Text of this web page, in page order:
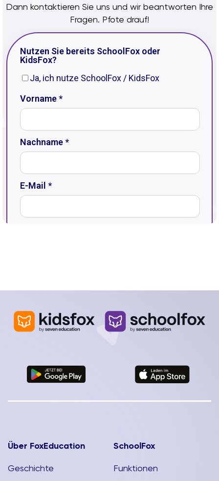
Dann kontaktieren Sie uns und wir beantworten Ihre
Fragen. Pfote drauf!
Über FoxEducation
Geschichte
SchoolFox
Funktionen